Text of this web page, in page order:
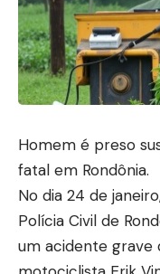
Homem é preso
fatal em Rondônia.
No dia 24 de
Polícia Civil de
um acidente grave